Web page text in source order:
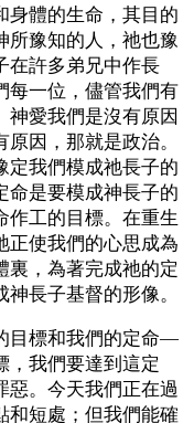
身體的生命，其目的
所豫知的人，祂也豫
在許多弟兄中作長
每一位，儘管我們有
神愛我們是沒有原因
因，那就是政治。
定我們模成祂長子的
命是要模成神長子的
作工的目標。在重生
正使我們的心思成為
裏，為著完成祂的定
長子基督的形像。
目標和我們的定命—
，我們要達到這定
惡。今天我們正在過
和短處；但我們能確